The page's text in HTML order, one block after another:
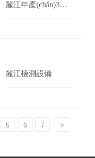
麗江年產(chǎn)3萬
麗江檢測設備
5 6 7 >